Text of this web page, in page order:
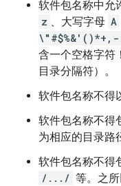
软件包名称中允
z 、大写字母 A
\"#$%&'()*+,-
含一个空格字符
目录分隔符）。
软件包名称不得
软件包名称不得
为相应的目录路
软件包名称不得
/.../ 等。之